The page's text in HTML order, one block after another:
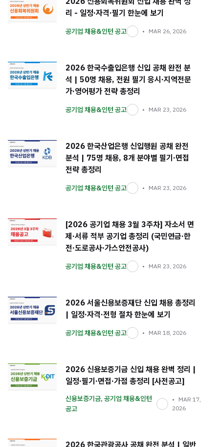
리 - 일정·자격·필기 한눈에 보기
공기업 채용&인턴 공고 MAR 26, 2026
2026 한국수출입은행 신입 공채 완전 분
석 | 50명 채용, 전원 필기 응시·지역전문
가·영어평가 전략 총정리
공기업 채용&인턴 공고 MAR 23, 2026
2026 한국산업은행 신입행원 공채 완전
분석 | 75명 채용, 8개 분야별 필기·면접
전략 총정리
공기업 채용&인턴 공고 MAR 23, 2026
[2026 공기업 채용 3월 3주차] 자소서 면
제·서류 적부 공기업 총정리 (국민연금·한
전·도로공사·가스안전공사)
공기업 채용&인턴 공고 MAR 23, 2026
2026 서울신용보증재단 신입 채용 총정리
| 일정·자격·전형 절차 한눈에 보기
공기업 채용&인턴 공고 MAR 18, 2026
2026 신용보증기금 신입 채용 완벽 정리 |
일정·필기·면접·가점 총정리 [사전공고]
신용보증기금, 공기업 채용&인턴
공고
MAR 17,
2026
2026 한국관광공사 공채 완전 분석 | 일반